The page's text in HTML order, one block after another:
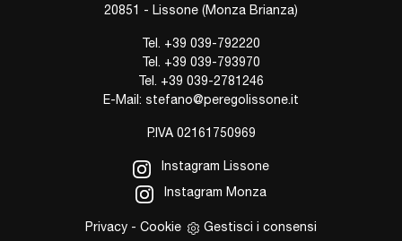
20851 - Lissone (Monza Brianza)
Tel. +39 039-792220
Tel. +39 039-793970
Tel. +39 039-2781246
E-Mail: stefano@peregolissone.it
P.IVA 02161750969
Instagram Lissone
Instagram Monza
Privacy - Cookie Gestisci i consensi